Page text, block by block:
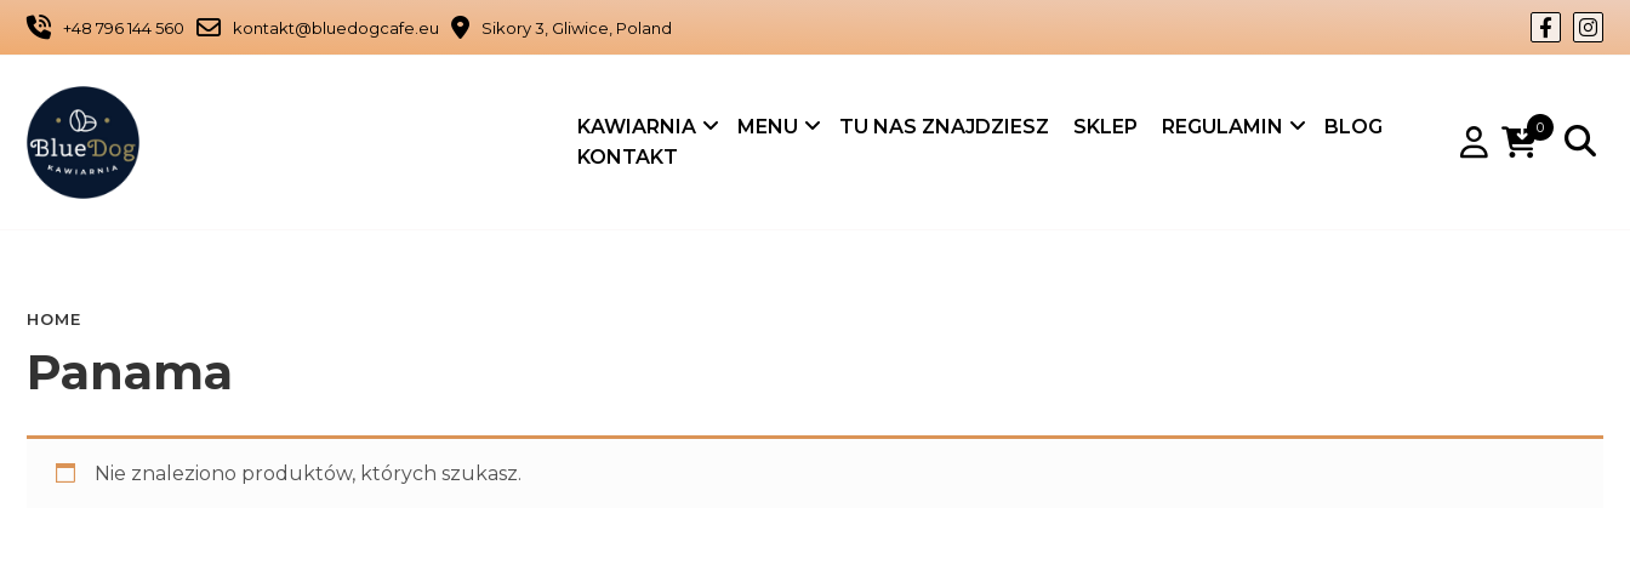
Skip
content
+48 796 144 560 kontakt@bluedogcafe.eu Sikory 3, Gliwice, Poland
KAWIARNIA MENU TU NAS ZNAJDZIESZ SKLEP REGULAMIN
BLOG
KONTAKT
0
HOME
Panama
Nie znaleziono produktów, których szukasz.